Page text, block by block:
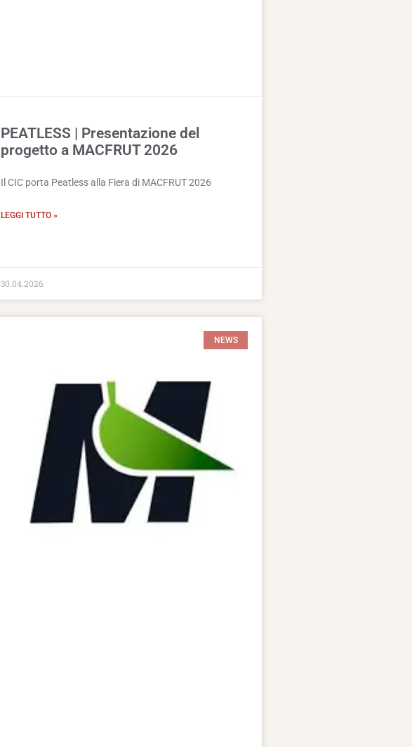
PEATLESS | Presentazione del
progetto a MACFRUT 2026
Il CIC porta Peatless alla Fiera di MACFRUT 2026
LEGGI TUTTO »
30.04.2026
NEWS